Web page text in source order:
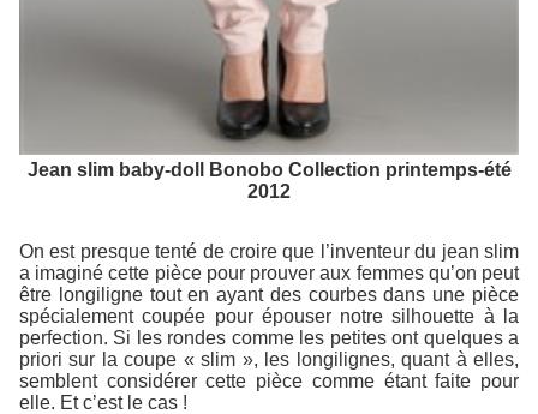
Jean slim baby-doll Bonobo Collection printemps-été
2012
On est presque tenté de croire que l’inventeur du jean slim
a imaginé cette pièce pour prouver aux femmes qu’on peut
être longiligne tout en ayant des courbes dans une pièce
spécialement coupée pour épouser notre silhouette à la
perfection. Si les rondes comme les petites ont quelques a
priori sur la coupe « slim », les longilignes, quant à elles,
semblent considérer cette pièce comme étant faite pour
elle. Et c’est le cas !